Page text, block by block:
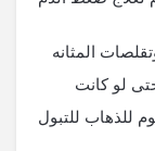
المثانه
لو كانت
للذهاب للتبول